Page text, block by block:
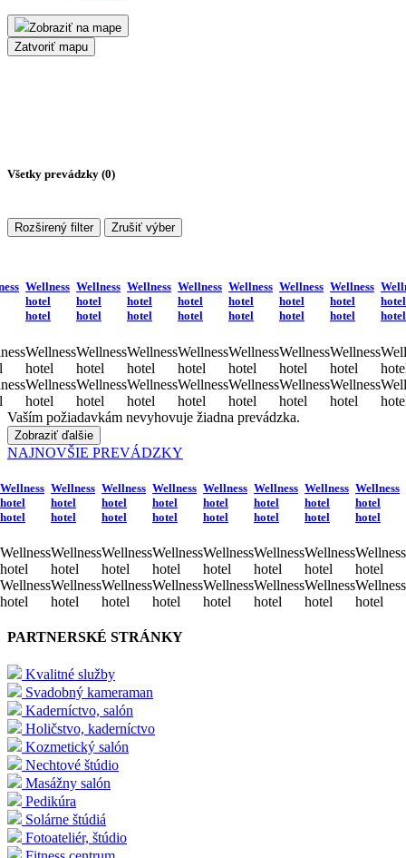
Zobraziť na mape
Zatvoriť mapu
Všetky prevádzky (0)
Rozširený filter Zrušiť výber
Wellness
hotel
hotel
Wellness
hotel
Wellness
hotel
Wellness
hotel
hotel
Wellness
hotel
Wellness
hotel
Wellness
hotel
hotel
Wellness
hotel
Wellness
hotel
Wellness
hotel
hotel
Wellness
hotel
Wellness
hotel
Wellness
hotel
hotel
Wellness
hotel
Wellness
hotel
Wellness
hotel
hotel
Wellness
hotel
Wellness
hotel
Wellness
hotel
hotel
Wellness
hotel
Wellness
hotel
hotel
hotel
Vaším požiadavkám nevyhovuje žiadna prevádzka.
Zobraziť ďalšie
NAJNOVŠIE PREVÁDZKY
Wellness
hotel
hotel
Wellness
hotel
Wellness
hotel
Wellness
hotel
hotel
Wellness
hotel
Wellness
hotel
Wellness
hotel
hotel
Wellness
hotel
Wellness
hotel
Wellness
hotel
hotel
Wellness
hotel
Wellness
hotel
Wellness
hotel
hotel
Wellness
hotel
Wellness
hotel
Wellness
hotel
hotel
Wellness
hotel
Wellness
hotel
Wellness
hotel
hotel
Wellness
hotel
Wellness
hotel
Wellness
hotel
hotel
Wellness
hotel
Wellness
hotel
PARTNERSKÉ STRÁNKY
Kvalitné služby
Svadobný kameraman
Kaderníctvo, salón
Holičstvo, kaderníctvo
Kozmetický salón
Nechtové štúdio
Masážny salón
Pedikúra
Solárne štúdiá
Fotoateliér, štúdio